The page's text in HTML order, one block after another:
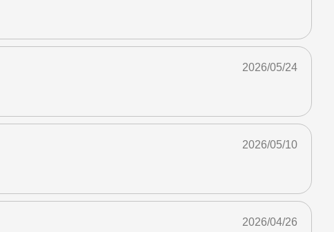
2026/05/24
2026/05/10
2026/04/26